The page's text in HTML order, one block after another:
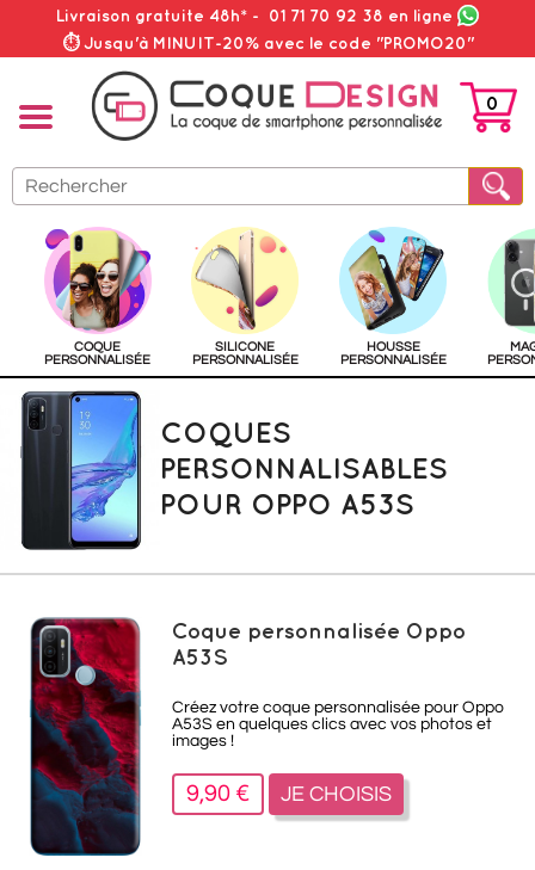
Livraison gratuite 48h* - 01 71 70 92 38 en ligne
⏱ Jusqu'à MINUIT-20% avec le code "PROMO20"
PANIER
0
COQUE
PERSONNALISÉE
SILICONE
PERSONNALISÉE
HOUSSE
PERSONNALISÉE
COQUES
PERSONNALISABLES
POUR OPPO A53S
Coque personnalisée Oppo
A53S
Créez votre coque personnalisée pour Oppo
A53S en quelques clics avec vos photos et
images !
9,90 € JE CHOISIS